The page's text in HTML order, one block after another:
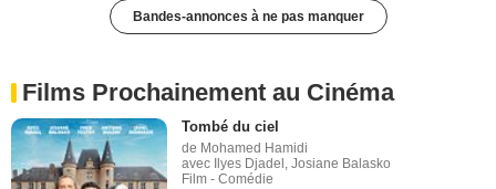
Bandes-annonces à ne pas manquer
Films Prochainement au Cinéma
Tombé du ciel
de Mohamed Hamidi
avec Ilyes Djadel, Josiane Balasko
Film - Comédie